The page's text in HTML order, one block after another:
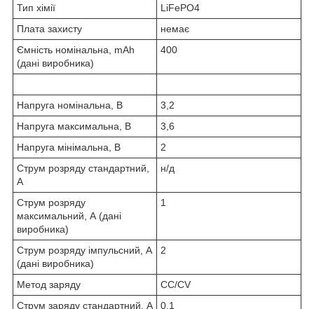
Тип хімії
LiFePO4
Плата захисту
немає
Ємність номінальна, mAh
(дані виробника)
400
Напруга номінальна, В
3,2
Напруга максимальна, В
3,6
Напруга мінімальна, В
2
Струм розряду стандартний,
А
н/д
Струм розряду
максимальний, А (дані
виробника)
1
Струм розряду імпульсний, А
(дані виробника)
2
Метод заряду
CC/CV
Струм заряду стандартний, А
0,1